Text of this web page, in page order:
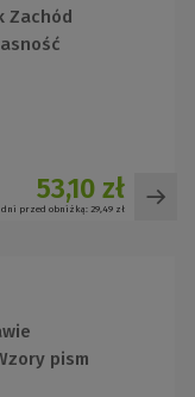
Zachód
53,10 zł
dni przed obniżką: 29,49 zł
pism